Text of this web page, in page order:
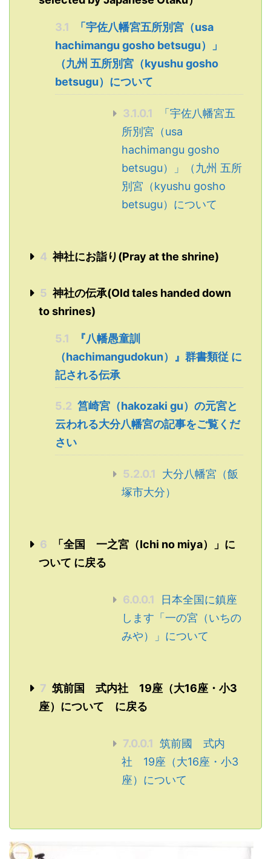
3.1
「宇佐八幡宮五所別宮（usa
hachimangu gosho betsugu）」
（九州 五所別宮（kyushu gosho
betsugu）について
3.1.0.1
「宇佐八幡宮五
所別宮（usa
hachimangu gosho
betsugu）」（九州 五所
別宮（kyushu gosho
betsugu）について
4 神社にお詣り(Pray at the shrine)
5 神社の伝承(Old tales handed down
to shrines)
5.1
『八幡愚童訓
（hachimangudokun）』群書類従 に
記される伝承
5.2 筥崎宮（hakozaki gu）の元宮と
云われる大分八幡宮の記事をご覧くだ
さい
5.2.0.1
大分八幡宮（飯
塚市大分）
6
「全国 一之宮（Ichi no miya）」に
ついて に戻る
6.0.0.1
日本全国に鎮座
します「一の宮（いちの
みや）」について
7 筑前国 式内社 19座（大16座・小3
座）について に戻る
7.0.0.1 筑前國 式内
社 19座（大16座・小3
座）について